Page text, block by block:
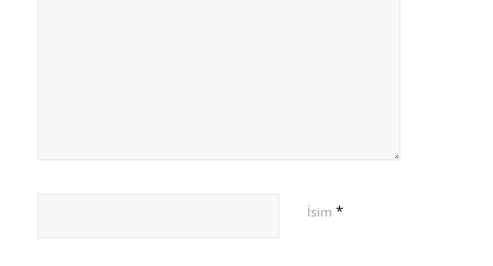
İsim *